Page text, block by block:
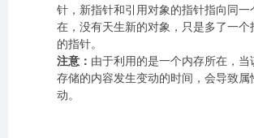
针，新指针和引用对象的指针指向同一
在，没有天生新的对象，只是多了一个
的指针。
注意： 由于利用的是一个内存所在，当
存储的内容发生变动的时间，会导致属
动。